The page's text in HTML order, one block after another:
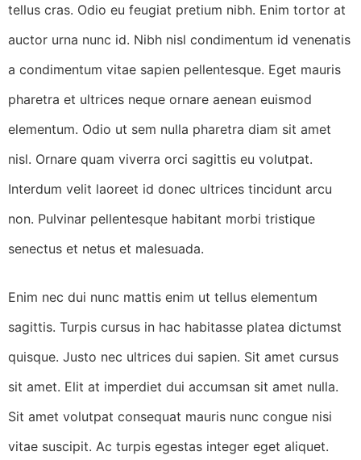
tellus cras. Odio eu feugiat pretium nibh. Enim tortor at
auctor urna nunc id. Nibh nisl condimentum id venenatis
a condimentum vitae sapien pellentesque. Eget mauris
pharetra et ultrices neque ornare aenean euismod
elementum. Odio ut sem nulla pharetra diam sit amet
nisl. Ornare quam viverra orci sagittis eu volutpat.
Interdum velit laoreet id donec ultrices tincidunt arcu
non. Pulvinar pellentesque habitant morbi tristique
senectus et netus et malesuada.
Enim nec dui nunc mattis enim ut tellus elementum
sagittis. Turpis cursus in hac habitasse platea dictumst
quisque. Justo nec ultrices dui sapien. Sit amet cursus
sit amet. Elit at imperdiet dui accumsan sit amet nulla.
Sit amet volutpat consequat mauris nunc congue nisi
vitae suscipit. Ac turpis egestas integer eget aliquet.